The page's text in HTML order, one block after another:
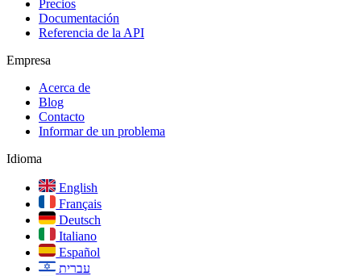
Precios
Documentación
Referencia de la API
Empresa
Acerca de
Blog
Contacto
Informar de un problema
Idioma
English
Français
Deutsch
Italiano
Español
עברית